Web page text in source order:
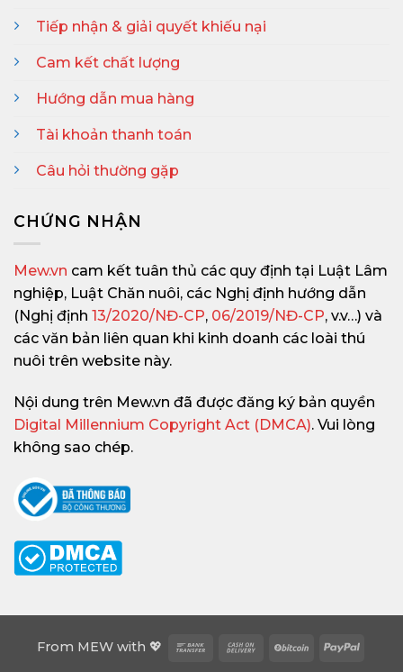
Tiếp nhận & giải quyết khiếu nại
Cam kết chất lượng
Hướng dẫn mua hàng
Tài khoản thanh toán
Câu hỏi thường gặp
CHỨNG NHẬN
Mew.vn cam kết tuân thủ các quy định tại Luật Lâm
nghiệp, Luật Chăn nuôi, các Nghị định hướng dẫn
(Nghị định 13/2020/NĐ-CP, 06/2019/NĐ-CP, v.v…) và
các văn bản liên quan khi kinh doanh các loài thú
nuôi trên website này.
Nội dung trên Mew.vn đã được đăng ký bản quyền
Digital Millennium Copyright Act (DMCA). Vui lòng
không sao chép.
From MEWwith 💖
Bank
Cash
BitCoinPayPal